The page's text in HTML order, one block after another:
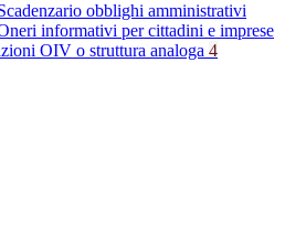
obblighi amministrativi
informativi per cittadini e imprese
OIV o struttura analoga 4